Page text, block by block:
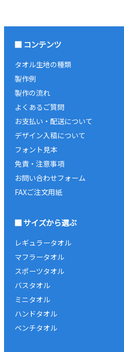
コンテンツ
タオル生地の種類
製作例
製作の流れ
よくあるご質問
お支払い・配送について
デザイン入稿について
フォント見本
免責・注意事項
お問い合わせフォーム
FAXご注文用紙
サイズから選ぶ
レギュラータオル
マフラータオル
スポーツタオル
バスタオル
ミニタオル
ハンドタオル
ベンチタオル